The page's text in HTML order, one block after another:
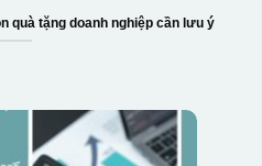
quà tặng doanh nghiệp cần lưu ý